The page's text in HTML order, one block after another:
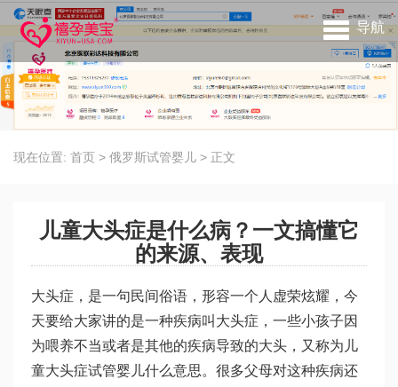
导航
现在位置: 首页 > 俄罗斯试管婴儿 > 正文
儿童大头症是什么病？一文搞懂它
的来源、表现
大头症，是一句民间俗语，形容一个人虚荣炫耀，今
天要给大家讲的是一种疾病叫大头症，一些小孩子因
为喂养不当或者是其他的疾病导致的大头，又称为儿
童大头症试管婴儿什么意思。很多父母对这种疾病还